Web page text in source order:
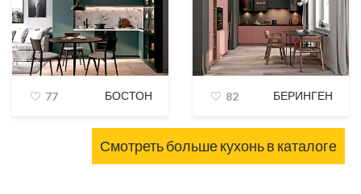
77 БОСТОН 82 БЕРИНГЕН
Смотреть больше кухонь в каталоге